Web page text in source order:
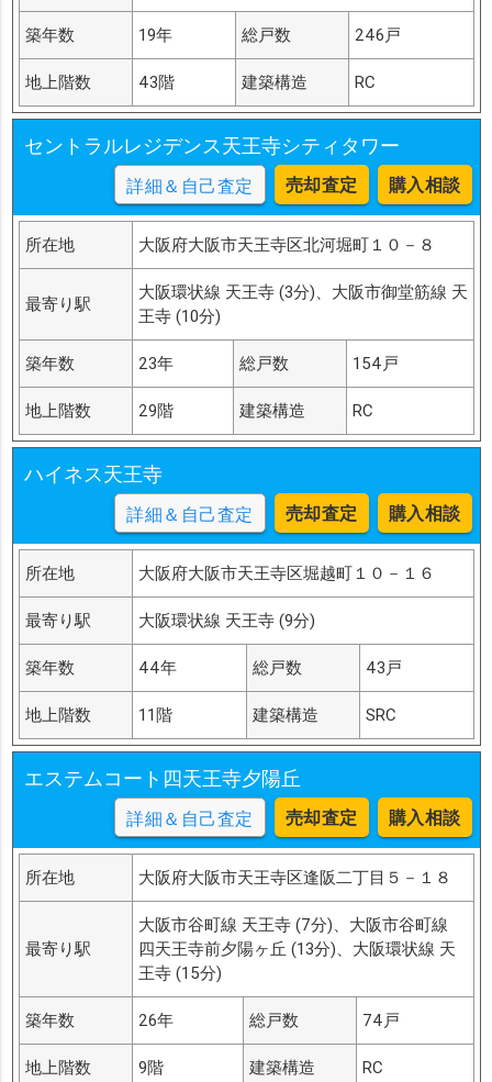
築年数 19年 総戸数 246戸
地上階数 43階 建築構造 RC
セントラルレジデンス天王寺シティタワー
詳細＆自己査定 売却査定 購入相談
所在地 大阪府大阪市天王寺区北河堀町１０－８
最寄り駅
大阪環状線 天王寺 (3分)、大阪市御堂筋線 天
王寺 (10分)
築年数 23年 総戸数 154戸
地上階数 29階 建築構造 RC
ハイネス天王寺
詳細＆自己査定 売却査定 購入相談
所在地 大阪府大阪市天王寺区堀越町１０－１６
最寄り駅 大阪環状線 天王寺 (9分)
築年数 44年 総戸数 43戸
地上階数 11階 建築構造 SRC
エステムコート四天王寺夕陽丘
詳細＆自己査定 売却査定 購入相談
所在地 大阪府大阪市天王寺区逢阪二丁目５－１８
最寄り駅
大阪市谷町線 天王寺 (7分)、大阪市谷町線
四天王寺前夕陽ヶ丘 (13分)、大阪環状線 天
王寺 (15分)
築年数 26年 総戸数 74戸
地上階数 9階 建築構造 RC